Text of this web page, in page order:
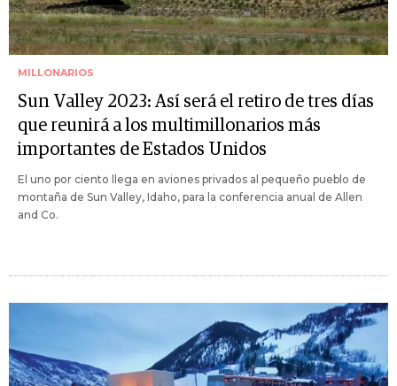
MILLONARIOS
Sun Valley 2023: Así será el retiro de tres días
que reunirá a los multimillonarios más
importantes de Estados Unidos
El uno por ciento llega en aviones privados al pequeño pueblo de
montaña de Sun Valley, Idaho, para la conferencia anual de Allen
and Co.